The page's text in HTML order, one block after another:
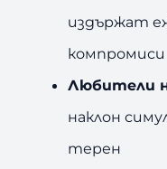
издържат
компромиси
Любители
наклон
терен